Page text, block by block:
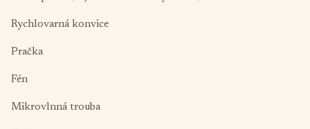
Rychlovarná konvice
Pračka
Fén
Mikrovlnná trouba